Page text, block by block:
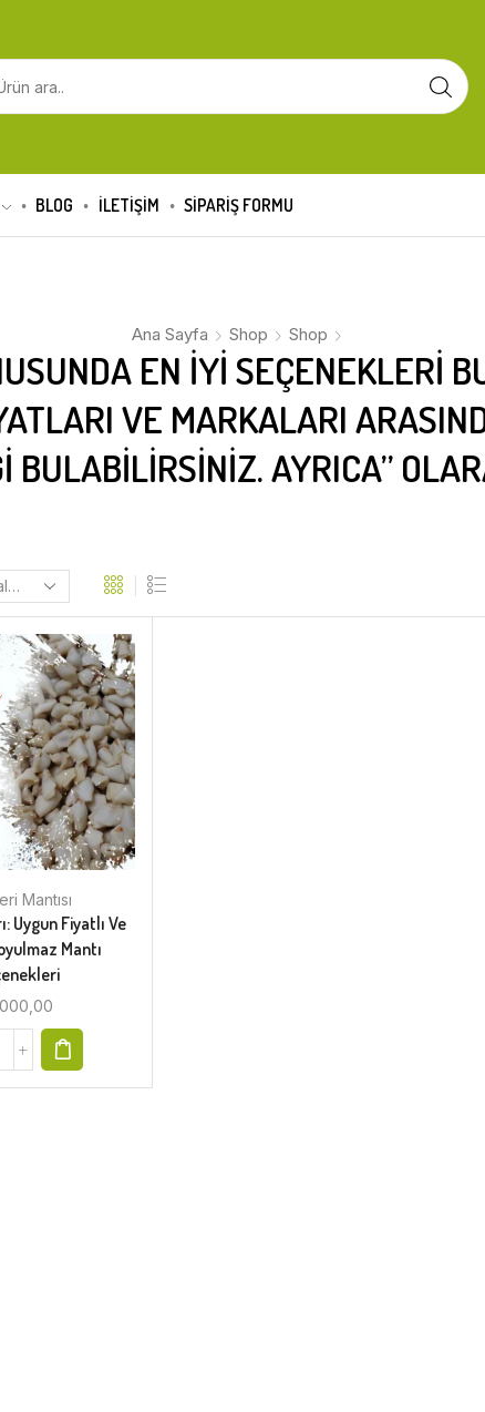
BLOG İLETİŞİM SIPARIŞ FORMU
Ana Sayfa Shop Shop
EN IYI SEÇENEKLERI
VE MARKALARI
BULABILIRSINIZ. AYRICA”
Mantısı
Uygun Fiyatlı Ve
Mantı